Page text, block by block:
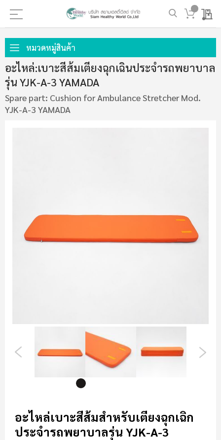
My
ไป
ที่
เนื้อหา
หมวดหมู่สินค้า
อะไหล่:เบาะสีส้มเตียงฉุกเฉินประจำรถพยาบาล
รุ่น YJK-A-3 YAMADA
Spare part: Cushion for Ambulance Stretcher Mod.
YJK-A-3 YAMADA
รูปภาพ
ที่
ส่วน
อะไหล่เบาะสีส้มสำหรับเตียงฉุกเฉิก
ประจำรถพยาบาลรุ่น YJK-A-3